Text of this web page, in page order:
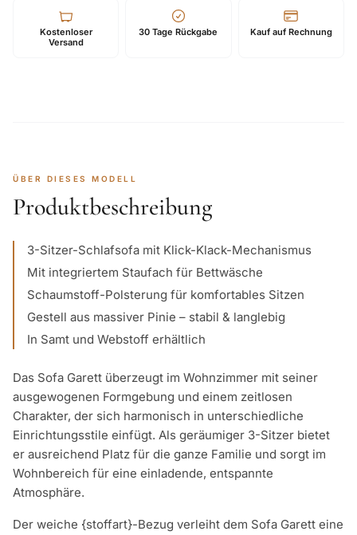
Kostenloser
Versand
30 Tage Rückgabe Kauf auf Rechnung
ÜBER DIESES MODELL
Produktbeschreibung
3-Sitzer-Schlafsofa mit Klick-Klack-Mechanismus
Mit integriertem Staufach für Bettwäsche
Schaumstoff-Polsterung für komfortables Sitzen
Gestell aus massiver Pinie – stabil & langlebig
In Samt und Webstoff erhältlich
Das Sofa Garett überzeugt im Wohnzimmer mit seiner
ausgewogenen Formgebung und einem zeitlosen
Charakter, der sich harmonisch in unterschiedliche
Einrichtungsstile einfügt. Als geräumiger 3-Sitzer bietet
er ausreichend Platz für die ganze Familie und sorgt im
Wohnbereich für eine einladende, entspannte
Atmosphäre.
Der weiche {stoffart}-Bezug verleiht dem Sofa Garett eine